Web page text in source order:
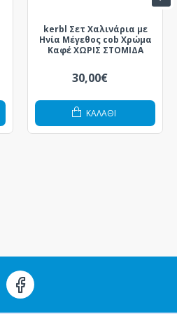
kerbl Σετ Χαλινάρια με
Ηνία Μέγεθος cob Χρώμα
Καφέ ΧΩΡΙΣ ΣΤΟΜΙΔΑ
30,00€
ΚΑΛΆΘΙ